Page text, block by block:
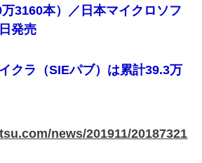
3160本）／日本マイクロソフ
発売
クラ（SIEパブ）は累計39.3万
news/201911/20187321